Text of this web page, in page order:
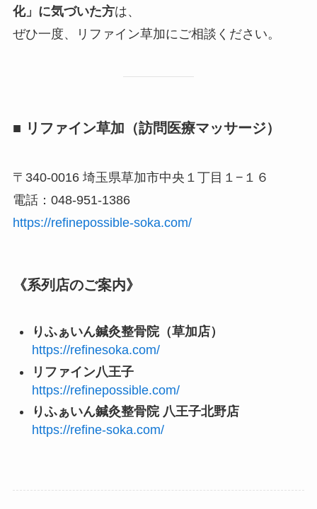
化」に気づいた方は、
ぜひ一度、リファイン草加にご相談ください。
■ リファイン草加（訪問医療マッサージ）
〒340-0016 埼玉県草加市中央１丁目１−１６
電話：048-951-1386
https://refinepossible-soka.com/
《系列店のご案内》
りふぁいん鍼灸整骨院（草加店）
https://refinesoka.com/
リファイン八王子
https://refinepossible.com/
りふぁいん鍼灸整骨院 八王子北野店
https://refine-soka.com/